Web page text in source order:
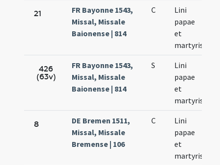
21
FR Bayonne 1543,
Missal, Missale
Baionense | 814
C
Lini
papae
et
martyris
426
(63v)
FR Bayonne 1543,
Missal, Missale
Baionense | 814
S
Lini
papae
et
martyris
8
DE Bremen 1511,
Missal, Missale
Bremense | 106
C
Lini
papae
et
martyris